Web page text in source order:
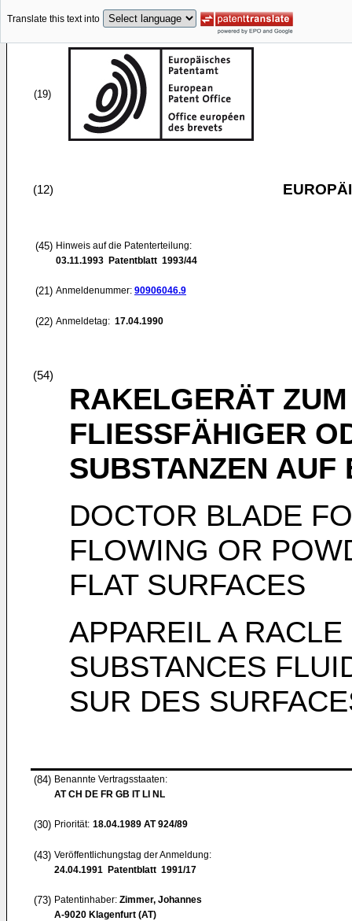
Translate this text into
(19)
(12)
(45) Hinweis auf die Patenterteilung:
03.11.1993 Patentblatt 1993/44
(21) Anmeldenummer: 90906046.9
(22) Anmeldetag: 17.04.1990
(54)
RAKELGERÄT
FLIESSFÄHIGER
SUBSTANZEN AUF
DOCTOR BLADE
FLOWING OR
FLAT SURFACES
APPAREIL A
SUBSTANCES
SUR DES
(84) Benannte Vertragsstaaten:
AT CH DE FR GB IT LI NL
(30) Priorität: 18.04.1989 AT 924/89
(43) Veröffentlichungstag der Anmeldung:
24.04.1991 Patentblatt 1991/17
(73) Patentinhaber: Zimmer, Johannes
A-9020 Klagenfurt (AT)